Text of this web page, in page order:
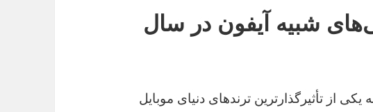
شبیه آیفون در سال
از تأثیرگذارترین ترندهای دنیای موبایل